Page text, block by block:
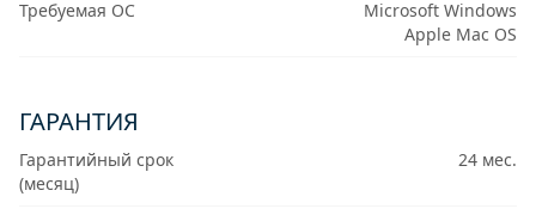
Требуемая ОС
Microsoft Windows
Apple Mac OS
ГАРАНТИЯ
Гарантийный срок
(месяц)
24 мес.